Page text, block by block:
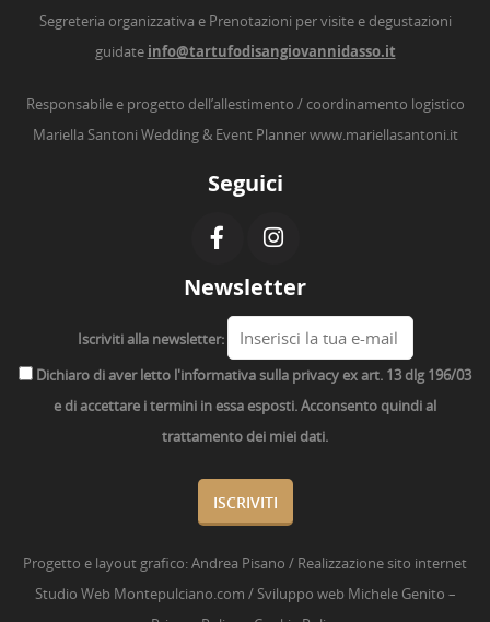
Segreteria organizzativa e Prenotazioni per visite e degustazioni
guidate info@tartufodisangiovannidasso.it
Responsabile e progetto dell’allestimento / coordinamento logistico
Mariella Santoni Wedding & Event Plannerwww.mariellasantoni.it
Seguici
Newsletter
Iscriviti alla newsletter:
Dichiaro di aver letto l'informativa sulla privacy ex art. 13 dlg 196/03
e di accettare i termini in essa esposti. Acconsento quindi al
trattamento dei miei dati.
Progetto e layout grafico:Andrea Pisano / Realizzazione sito internet
Studio Web Montepulciano.com / Sviluppo web Michele Genito –